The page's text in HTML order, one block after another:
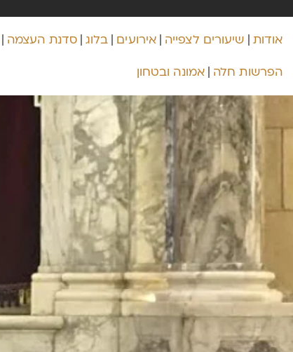
אודות שיעורים לצפייה אירועים בלוג סדנת העצמה
הפרשות חלה אמונה ובטחון